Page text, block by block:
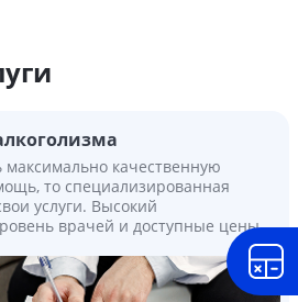
максимально качественную
то специализированная
услуги. Высокий
врачей и доступные цены